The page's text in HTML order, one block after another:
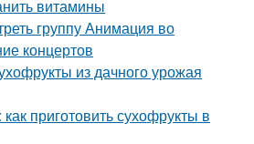
витамины
группу Анимация во
концертов
из дачного урожая
приготовить сухофрукты в